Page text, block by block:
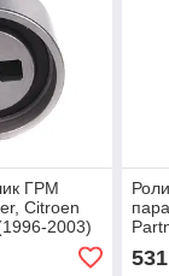
ГРМ
Citroen
2003)
531